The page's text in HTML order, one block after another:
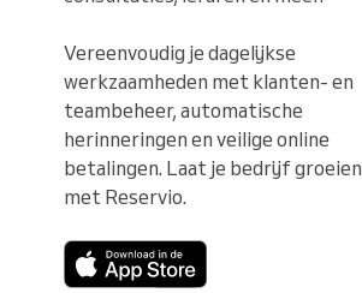
Vereenvoudig je dagelijkse
werkzaamheden met klanten- en
teambeheer, automatische
herinneringen en veilige online
betalingen. Laat je bedrijf groeien
met Reservio.